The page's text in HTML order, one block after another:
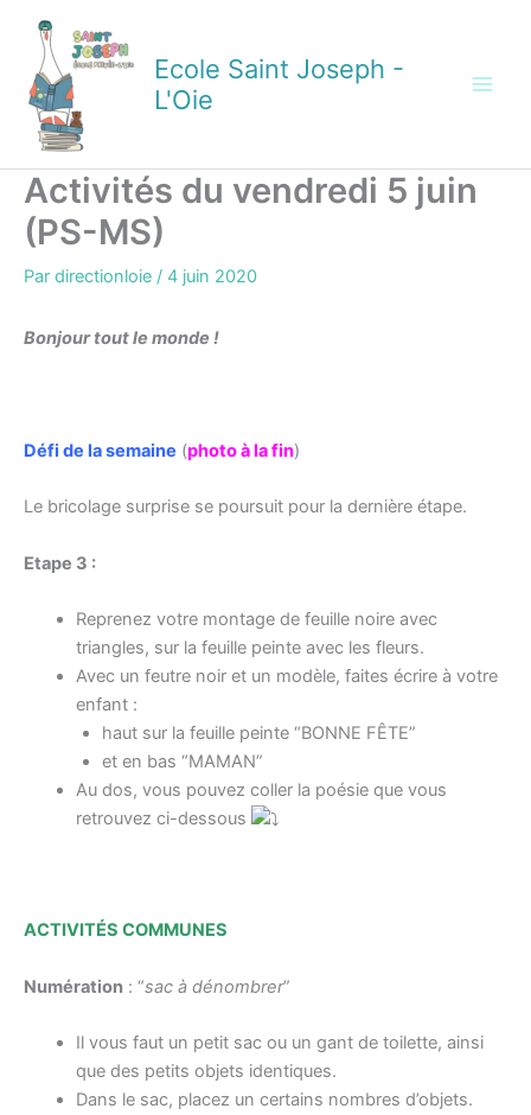
contenu
Ecole Saint Joseph -
L'Oie
Activités du vendredi 5 juin
(PS-MS)
Par directionloie / 4 juin 2020
Bonjour tout le monde !
Défi de la semaine (photo à la fin)
Le bricolage surprise se poursuit pour la dernière étape.
Etape 3 :
Reprenez votre montage de feuille noire avec
triangles, sur la feuille peinte avec les fleurs.
Avec un feutre noir et un modèle, faites écrire à votre
enfant :
haut sur la feuille peinte “BONNE FÊTE”
et en bas “MAMAN”
Au dos, vous pouvez coller la poésie que vous
retrouvez ci-dessous
ACTIVITÉS COMMUNES
Numération : “sac à dénombrer”
Il vous faut un petit sac ou un gant de toilette, ainsi
que des petits objets identiques.
Dans le sac, placez un certains nombres d’objets.